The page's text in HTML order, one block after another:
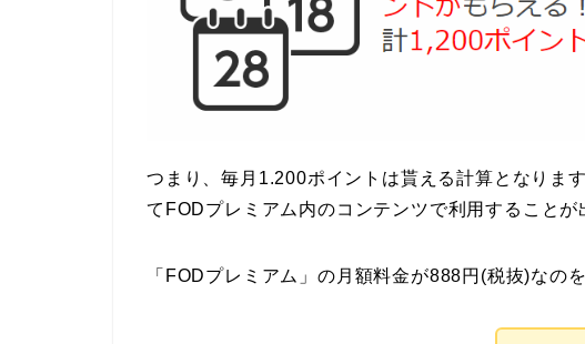
つまり、毎月1.200ポイントは貰える計算となりま
てFODプレミアム内のコンテンツで利用することが
「FODプレミアム」の月額料金が888円(税抜)なの